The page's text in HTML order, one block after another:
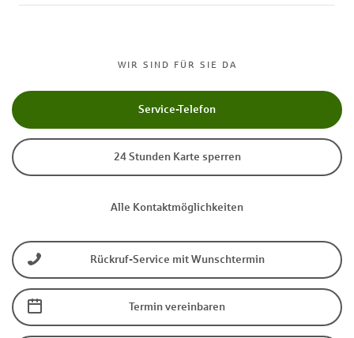
WIR SIND FÜR SIE DA
Service-Telefon
24 Stunden Karte sperren
Alle Kontaktmöglichkeiten
Rückruf-Service mit Wunschtermin
Termin vereinbaren